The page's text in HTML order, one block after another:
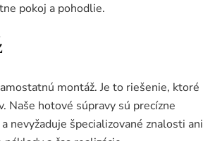
pokoj a pohodlie.
montáž. Je to riešenie, ktoré
Naše hotové súpravy sú precízne
nevyžaduje špecializované znalosti ani